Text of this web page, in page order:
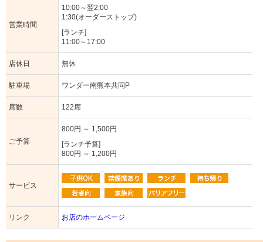
営業時間
10:00～翌2:00
1:30(オーダーストップ)
[ランチ]
11:00～17:00
店休日 無休
駐車場 ワンダー南熊本共同P
席数 122席
ご予算
800円 ～ 1,500円
[ランチ予算]
800円 ～ 1,200円
サービス
リンク お店のホームページ